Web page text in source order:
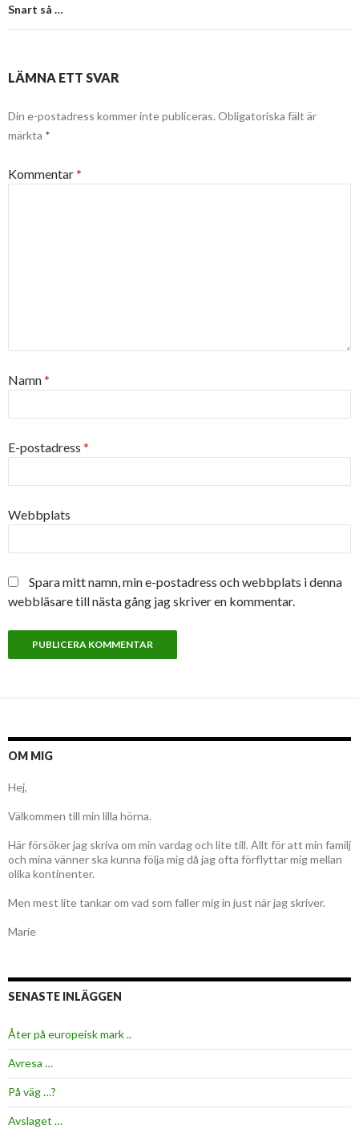
Snart så …
LÄMNA ETT SVAR
Din e-postadress kommer inte publiceras. Obligatoriska fält är
märkta *
Kommentar*
Namn*
E-postadress *
Webbplats
Spara mitt namn, min e-postadress och webbplats i denna
webbläsare till nästa gång jag skriver en kommentar.
OM MIG
Hej,
Välkommen till min lilla hörna.
Här försöker jag skriva om min vardag och lite till. Allt för att min familj
och mina vänner ska kunna följa mig då jag ofta förflyttar mig mellan
olika kontinenter.
Men mest lite tankar om vad som faller mig in just när jag skriver.
Marie
SENASTE INLÄGGEN
Åter på europeisk mark ..
Avresa …
På väg …?
Avslaget …